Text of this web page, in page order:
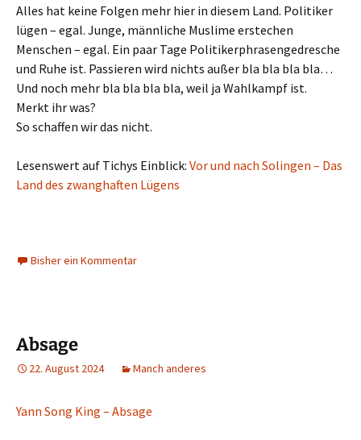
Alles hat keine Folgen mehr hier in diesem Land. Politiker
lügen – egal. Junge, männliche Muslime erstechen
Menschen – egal. Ein paar Tage Politikerphrasengedresche
und Ruhe ist. Passieren wird nichts außer bla bla bla bla…
Und noch mehr bla bla bla bla, weil ja Wahlkampf ist.
Merkt ihr was?
So schaffen wir das nicht.
Lesenswert auf Tichys Einblick: Vor und nach Solingen – Das
Land des zwanghaften Lügens
Bisher ein Kommentar
Absage
22. August 2024 Manch anderes
Yann Song King – Absage